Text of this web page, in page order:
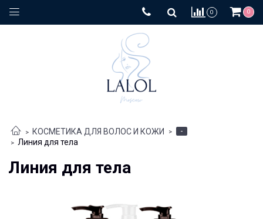
0 0
КОСМЕТИКА ДЛЯ ВОЛОС И КОЖИ
-
Линия для тела
Линия для тела